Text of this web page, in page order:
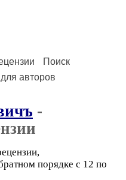
Поиск
авторов
-
порядке с 12 по